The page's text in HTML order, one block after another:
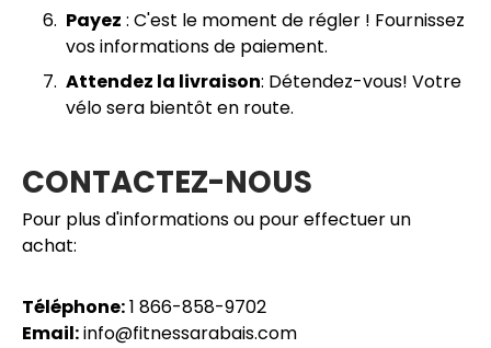
Payez : C'est le moment de régler ! Fournissez
vos informations de paiement.
Attendez la livraison: Détendez-vous! Votre
vélo sera bientôt en route.
CONTACTEZ-NOUS
Pour plus d'informations ou pour effectuer un
achat:
Téléphone:1 866-858-9702
Email:info@fitnessarabais.com